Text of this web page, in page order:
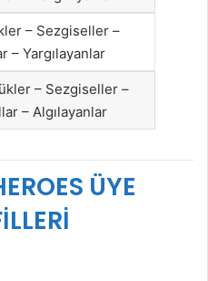
– Sezgiseller –
– Yargılayanlar
– Sezgiseller –
– Algılayanlar
ÜYE